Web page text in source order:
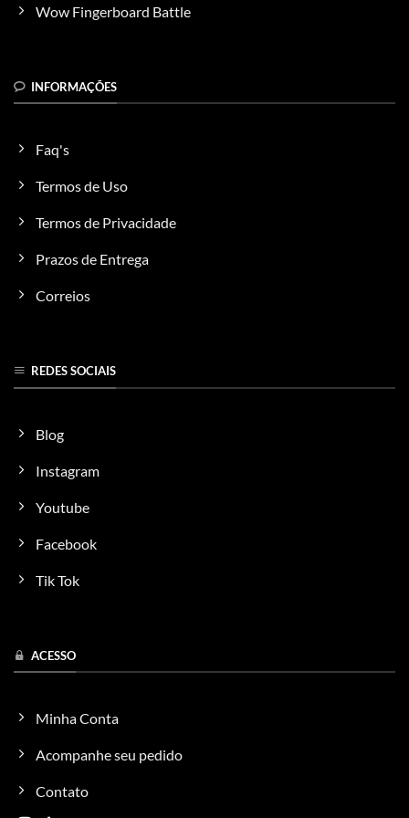
do
Wow Fingerboard Battle
INFORMAÇÕES
Faq's
Termos de Uso
Termos de Privacidade
Prazos de Entrega
Correios
REDES SOCIAIS
Blog
Instagram
Youtube
Facebook
Tik Tok
ACESSO
Minha Conta
Acompanhe seu pedido
Contato